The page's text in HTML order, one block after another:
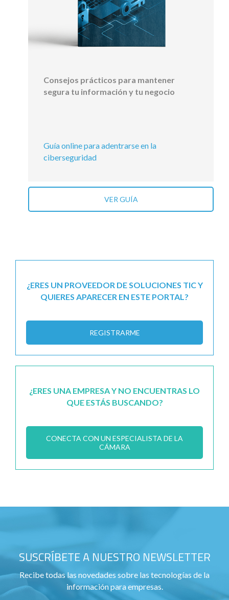
Consejos prácticos para mantener
segura tu información y tu negocio
Guía online para adentrarse en la
ciberseguridad
VER GUÍA
¿ERES UN PROVEEDOR DE SOLUCIONES TIC Y
QUIERES APARECER EN ESTE PORTAL?
REGISTRARME
¿ERES UNA EMPRESA Y NO ENCUENTRAS LO
QUE ESTÁS BUSCANDO?
CONECTA CON UN ESPECIALISTA DE LA
CÁMARA
SUSCRÍBETE A NUESTRO NEWSLETTER
Recibe todas las novedades sobre las tecnologías de la
información para empresas.